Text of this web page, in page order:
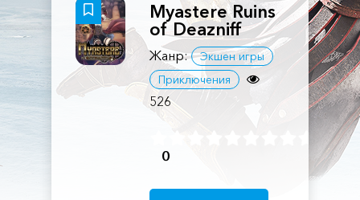
Myastere Ruins
of Deazniff
Жанр:
Экшен игры
Приключения
526
0